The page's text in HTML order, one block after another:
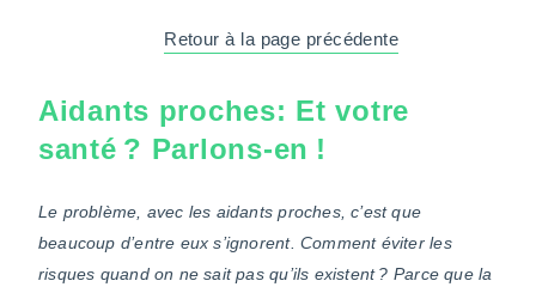
Retour à la page précédente
Aidants proches: Et votre
santé ? Parlons-en !
Le problème, avec les aidants proches, c’est que
beaucoup d’entre eux s’ignorent. Comment éviter les
risques quand on ne sait pas qu’ils existent ? Parce que la